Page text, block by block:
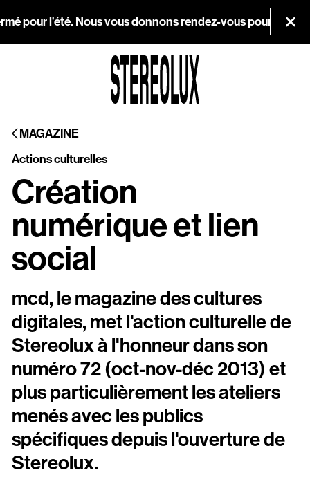
pour l'été. Nous vous donnons rendez-vous pour la
MAGAZINE
Actions culturelles
Création
numérique et lien
social
mcd, le magazine des cultures
digitales, met l'action culturelle de
Stereolux à l'honneur dans son
numéro 72 (oct-nov-déc 2013) et
plus particulièrement les ateliers
menés avec les publics
spécifiques depuis l'ouverture de
Stereolux.
Agenda
Magazine
Stereolux
Arts & cultures
numériques
Infos pratiques
Scopitone
Accessibilité
Prévention des violences et signalement
Association Songo
Résidences
Espace pro